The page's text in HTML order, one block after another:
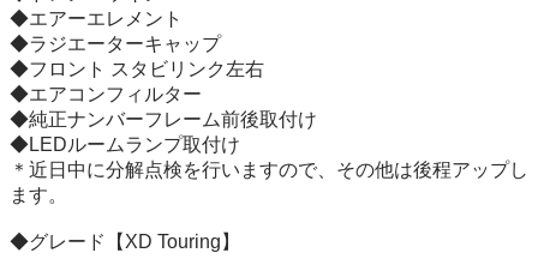
◆エアーエレメント
◆ラジエーターキャップ
◆フロント スタビリンク左右
◆エアコンフィルター
◆純正ナンバーフレーム前後取付け
◆LEDルームランプ取付け
＊近日中に分解点検を行いますので、その他は後程アップし
ます。
◆グレード【XD Touring】